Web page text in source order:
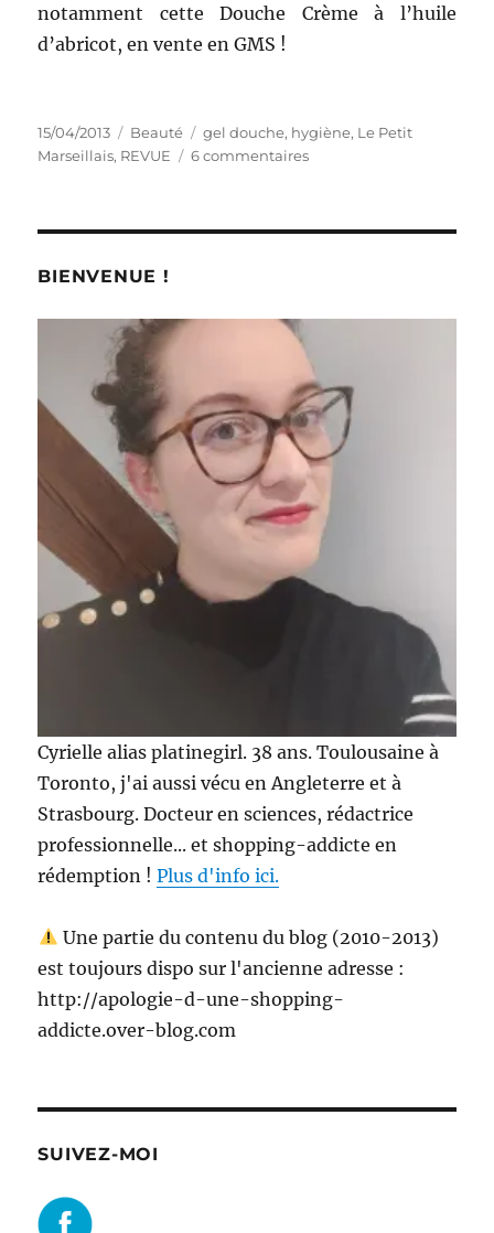
notamment cette Douche Crème à l’huile
d’abricot, en vente en GMS !
Publié
le
15/04/2013 Catégories
Beauté Étiquettes
gel douche, hygiène, Le Petit
Marseillais, REVUE 6 commentairessur
crème
d’abricot
–
Le
Petit
Marseillais
BIENVENUE !
Cyrielle alias platinegirl. 38 ans. Toulousaine à
Toronto, j'ai aussi vécu en Angleterre et à
Strasbourg. Docteur en sciences, rédactrice
professionnelle... et shopping-addicte en
rédemption !Plus d'info ici.
Une partie du contenu du blog (2010-2013)
est toujours dispo sur l'ancienne adresse :
http://apologie-d-une-shopping-
addicte.over-blog.com
SUIVEZ-MOI